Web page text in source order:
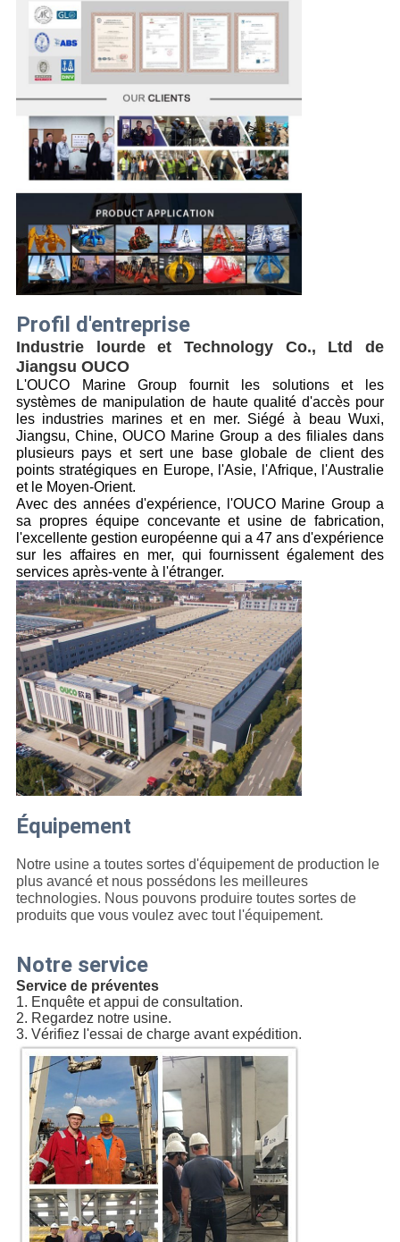
Profil d'entreprise
Industrie lourde et Technology Co., Ltd de
Jiangsu OUCO
L'OUCO Marine Group fournit les solutions et les
systèmes de manipulation de haute qualité d'accès pour
les industries marines et en mer. Siégé à beau Wuxi,
Jiangsu, Chine, OUCO Marine Group a des filiales dans
plusieurs pays et sert une base globale de client des
points stratégiques en Europe, l'Asie, l'Afrique, l'Australie
et le Moyen-Orient.
Avec des années d'expérience, l'OUCO Marine Group a
sa propres équipe concevante et usine de fabrication,
l'excellente gestion européenne qui a 47 ans d'expérience
sur les affaires en mer, qui fournissent également des
services après-vente à l'étranger.
Équipement
Notre usine a toutes sortes d'équipement de production le
plus avancé et nous possédons les meilleures
technologies. Nous pouvons produire toutes sortes de
produits que vous voulez avec tout l'équipement.
Notre service
Service de préventes
1. Enquête et appui de consultation.
2. Regardez notre usine.
3. Vérifiez l'essai de charge avant expédition.